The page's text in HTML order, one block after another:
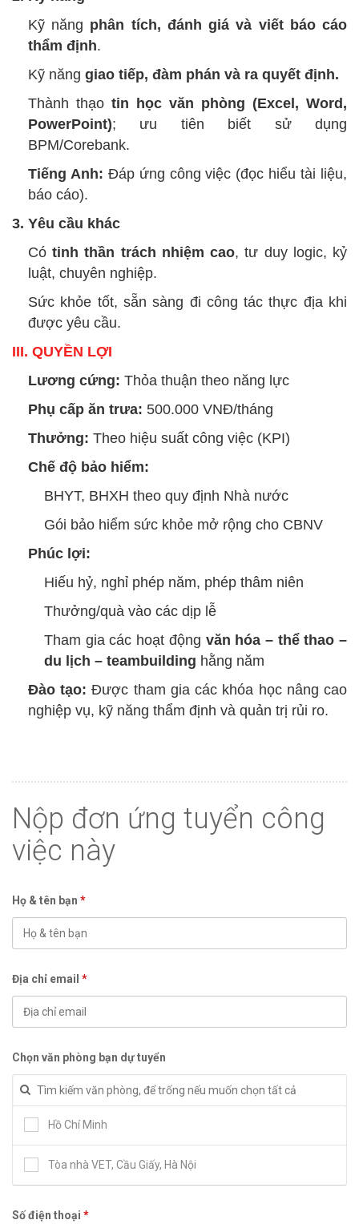
Kỹ năng phân tích, đánh giá và viết báo cáo
thẩm định.
Kỹ năng giao tiếp, đàm phán và ra quyết định.
Thành thạo tin học văn phòng (Excel, Word,
PowerPoint); ưu tiên biết sử dụng
BPM/Corebank.
Tiếng Anh: Đáp ứng công việc (đọc hiểu tài liệu,
báo cáo).
3. Yêu cầu khác
Cótinh thần trách nhiệm cao, tư duy logic, kỷ
luật, chuyên nghiệp.
Sức khỏe tốt, sẵn sàng đi công tác thực địa khi
được yêu cầu.
III. QUYỀN LỢI
Lương cứng: Thỏa thuận theo năng lực
Phụ cấp ăn trưa: 500.000 VNĐ/tháng
Thưởng: Theo hiệu suất công việc (KPI)
Chế độ bảo hiểm:
BHYT, BHXH theo quy định Nhà nước
Gói bảo hiểm sức khỏe mở rộng cho CBNV
Phúc lợi:
Hiếu hỷ, nghỉ phép năm, phép thâm niên
Thưởng/quà vào các dịp lễ
Tham gia các hoạt động văn hóa – thể thao –
du lịch – teambuilding hằng năm
Đào tạo: Được tham gia các khóa học nâng cao
nghiệp vụ, kỹ năng thẩm định và quản trị rủi ro.
Nộp đơn ứng tuyển công
việc này
Họ & tên bạn *
Địa chỉ email *
Chọn văn phòng bạn dự tuyển
Hồ Chí Minh
Tòa nhà VET, Cầu Giấy, Hà Nội
Số điện thoại *